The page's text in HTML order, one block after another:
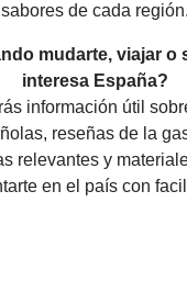
sabores de cada región.
mudarte, viajar o
interesa España?
información útil
reseñas de la
relevantes y
en el país con